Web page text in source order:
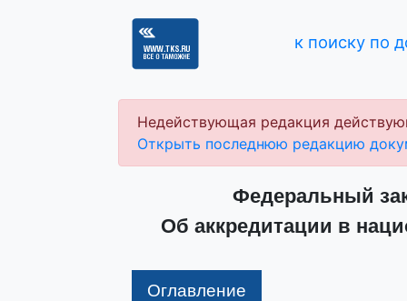
к поиску по
Недействующая редакция
Открыть последнюю редакцию
Федеральный
Об аккредитации в
Оглавление